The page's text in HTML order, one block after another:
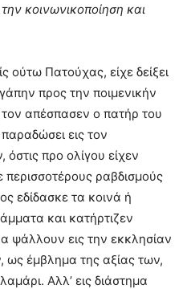
κοινωνικοποίηση και
Πατούχας, είχε δείξει
προς την ποιμενικήν
απέσπασεν ο πατήρ του
εις τον
προ ολίγου είχεν
περισσοτέρους ραβδισμούς
εδίδασκε τα κοινά ή
και κατήρτιζεν
ψάλλουν εις την εκκλησίαν
ως έμβλημα της αξίας των,
Αλλ’ εις διάστημα